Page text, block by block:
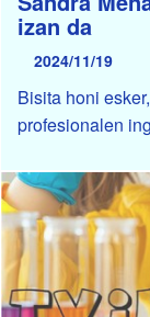
izan da
2024/11/19
Bisita honi
profesionalen